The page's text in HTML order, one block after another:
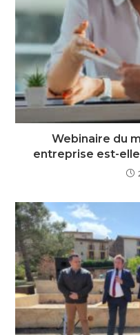
Webinaire du
entreprise est-